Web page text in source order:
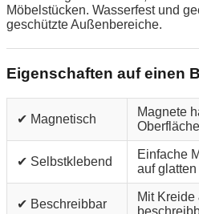
Möbelstücken. Wasserfest und
geschützte Außenbereiche.
Eigenschaften auf einen
✔ Magnetisch
Magnete
Oberfläche
✔ Selbstklebend
Einfache
auf
✔ Beschreibbar
Mit Kreide